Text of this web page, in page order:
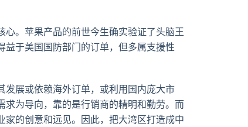
。苹果产品的前世今生确实验证了头脑王
于美国国防部门的订单，但多属支援性
展或依赖海外订单，或利用国内庞大市
为导向，靠的是行销商的精明和勤劳。而
的创意和远见。因此，把大湾区打造成中